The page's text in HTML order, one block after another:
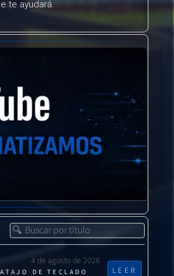
te ayudará.
Windows.
para solucionar problemas
4 de agosto de 2026
DE TECLADO LEER